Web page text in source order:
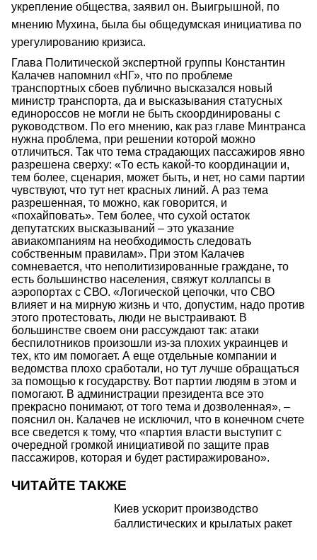
укрепление общества, заявил он. Выигрышной, по
мнению Мухина, была бы общедумская инициатива по
урегулированию кризиса.
Глава Политической экспертной группы Константин
Калачев напомнил «НГ», что по проблеме
транспортных сбоев публично высказался новый
министр транспорта, да и высказывания статусных
единороссов не могли не быть скоординированы с
руководством. По его мнению, как раз главе Минтранса
нужна проблема, при решении которой можно
отличиться. Так что тема страдающих пассажиров явно
разрешена сверху: «То есть какой-то координации и,
тем более, сценария, может быть, и нет, но сами партии
чувствуют, что тут нет красных линий. А раз тема
разрешенная, то можно, как говорится, и
«похайповать». Тем более, что сухой остаток
депутатских высказываний – это указание
авиакомпаниям на необходимость следовать
собственным правилам». При этом Калачев
сомневается, что неполитизированные граждане, то
есть большинство населения, свяжут коллапсы в
аэропортах с СВО. «Логической цепочки, что СВО
влияет и на мирную жизнь и что, допустим, надо против
этого протестовать, люди не выстраивают. В
большинстве своем они рассуждают так: атаки
беспилотников произошли из-за плохих украинцев и
тех, кто им помогает. А еще отдельные компании и
ведомства плохо сработали, но тут лучше обращаться
за помощью к государству. Вот партии людям в этом и
помогают. В администрации президента все это
прекрасно понимают, от того тема и дозволенная», –
пояснил он. Калачев не исключил, что в конечном счете
все сведется к тому, что «партия власти выступит с
очередной громкой инициативой по защите прав
пассажиров, которая и будет растиражировано».
ЧИТАЙТЕ ТАКЖЕ
Киев ускорит производство
баллистических и крылатых ракет